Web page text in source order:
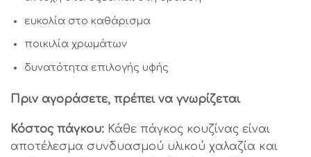
ευκολία στο καθάρισμα
ποικιλία χρωμάτων
δυνατότητα επιλογής υφής
Πριν αγοράσετε, πρέπει να γνωρίζεται
Κόστος πάγκου: Κάθε πάγκος κουζίνας είναι
αποτέλεσμα συνδυασμού υλικού χαλαζία και